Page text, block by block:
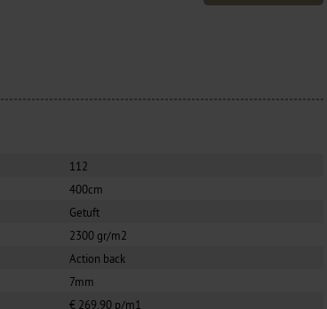
112
400cm
Getuft
2300 gr/m2
Action back
7mm
€ 269,90 p/m1